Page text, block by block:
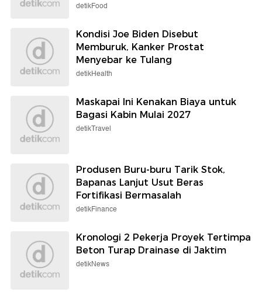
detikFood
Kondisi Joe Biden Disebut
Memburuk, Kanker Prostat
Menyebar ke Tulang
detikHealth
Maskapai Ini Kenakan Biaya untuk
Bagasi Kabin Mulai 2027
detikTravel
Produsen Buru-buru Tarik Stok,
Bapanas Lanjut Usut Beras
Fortifikasi Bermasalah
detikFinance
Kronologi 2 Pekerja Proyek Tertimpa
Beton Turap Drainase di Jaktim
detikNews